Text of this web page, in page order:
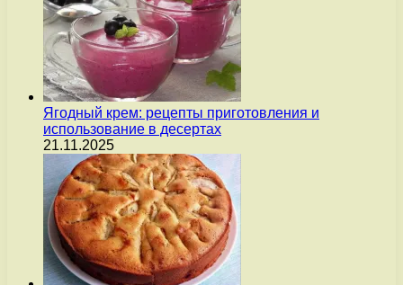
Ягодный крем: рецепты приготовления и
использование в десертах
21.11.2025